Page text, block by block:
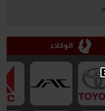
الوكلاء